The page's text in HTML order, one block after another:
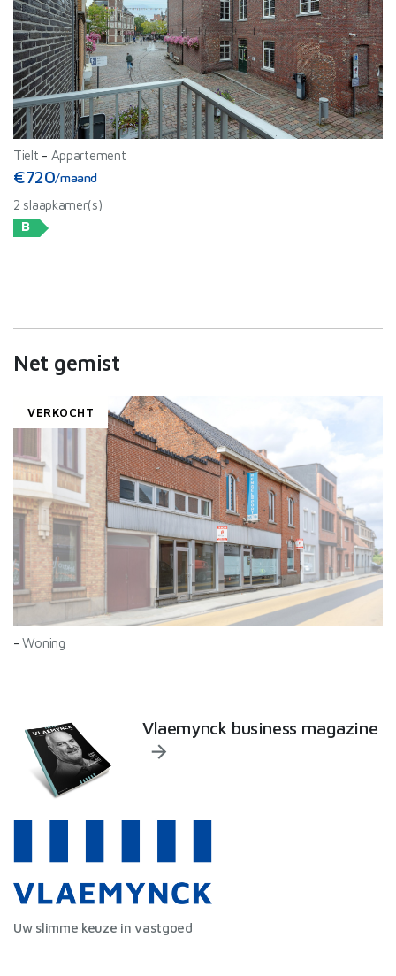
Tielt - Appartement
€720/maand
2 slaapkamer(s)
B
Net gemist
VERKOCHT
-Woning
Uw slimme keuze in vastgoed
Vlaemynck business magazine